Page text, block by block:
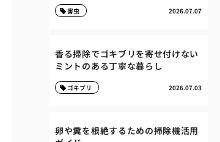
2026.07.07
害虫
香る掃除でゴキブリを寄せ付けない
ミントのある丁寧な暮らし
2026.07.03
ゴキブリ
卵や糞を根絶するための掃除機活用